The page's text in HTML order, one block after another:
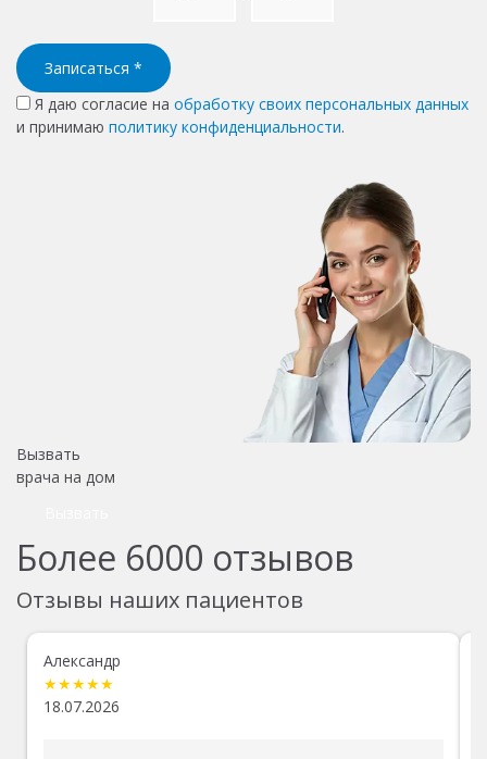
Записаться *
Я даю согласие на обработку своих персональных данных
и принимаю политику конфиденциальности.
Вызвать
врача на дом
Более 6000 отзывов
Отзывы наших пациентов
Александр
★★★★★
18.07.2026